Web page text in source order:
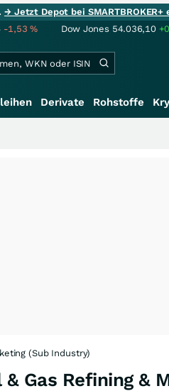
→ Jetzt Depot bei
-1,53% Dow Jones 54.036,10
Derivate Rohstoffe
(Sub Industry)
Gas Refining &